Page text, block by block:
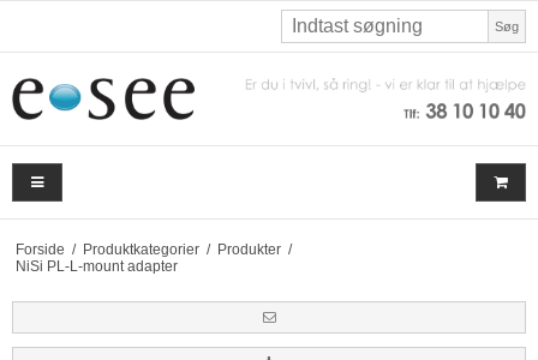
Søg
Forside / Produktkategorier / Produkter /
NiSi PL-L-mount adapter